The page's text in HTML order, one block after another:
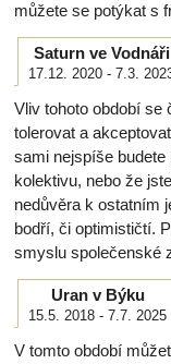
můžete se potýkat s
Saturn ve Vodnáři
17.12. 2020 - 7.3.
Vliv tohoto období
tolerovat a
sami nejspíše
kolektivu, nebo že
nedůvěra k ostatním
bodří, či optimističtí.
smyslu společenské
Uran v Býku
15.5. 2018 - 7.7. 2025
V tomto období